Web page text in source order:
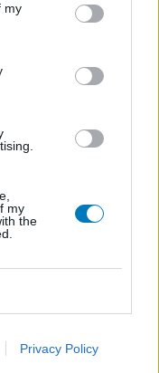
my
my
the
Privacy Policy
ans à la suite du
Sentant que le
à l'effet de
spectaculaires
0 réactions